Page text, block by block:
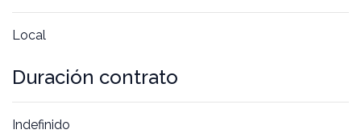
Local
Duración contrato
Indefinido